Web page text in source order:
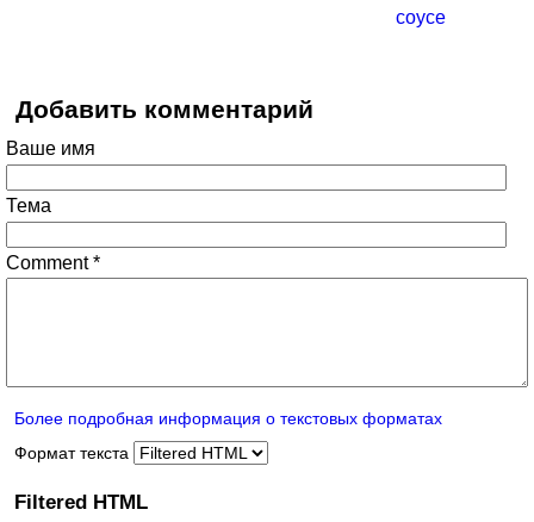
соусе
Добавить комментарий
Ваше имя
Тема
Comment*
Более подробная информация о текстовых форматах
Формат текста
Filtered HTML